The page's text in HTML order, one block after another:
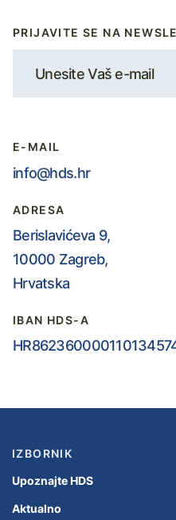
PRIJAVITE SE NA
E-MAIL
info@hds.hr
ADRESA
Berislavićeva 9,
10000 Zagreb,
Hrvatska
IBAN HDS-A
IZBORNIK
Upoznajte HDS
Aktualno